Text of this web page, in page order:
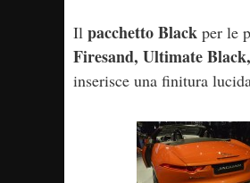
Il pacchetto Black per le
Firesand, Ultimate
inserisce una finitura